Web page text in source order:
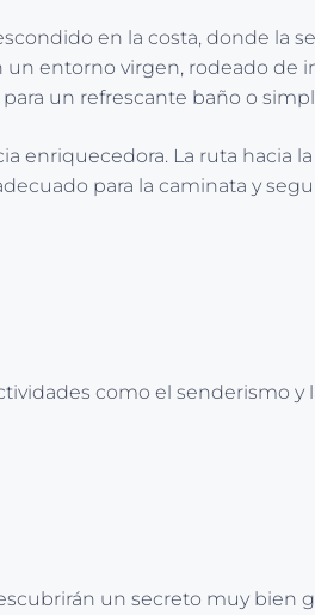
en la costa, donde la
entorno virgen, rodeado
un refrescante baño o
enriquecedora. La ruta hacia
para la caminata y
como el senderismo y
un secreto muy